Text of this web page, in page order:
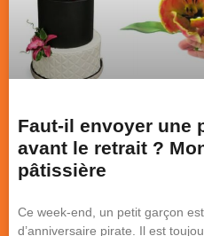
Faut-il envoyer une
avant le retrait ?
pâtissière
Ce week-end, un petit garçon
d’anniversaire pirate. Il est